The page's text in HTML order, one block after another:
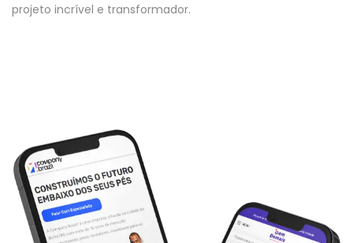
projeto incrível e transformador.